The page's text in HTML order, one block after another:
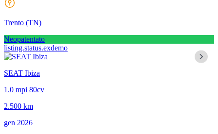
Trento (TN)
Neopatentato
listing.status.exdemo
SEAT Ibiza
1.0 mpi 80cv
2.500 km
gen 2026